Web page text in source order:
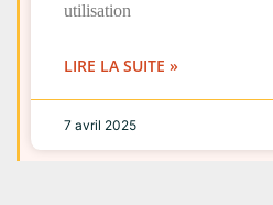
utilisation
LIRE LA SUITE »
7 avril 2025